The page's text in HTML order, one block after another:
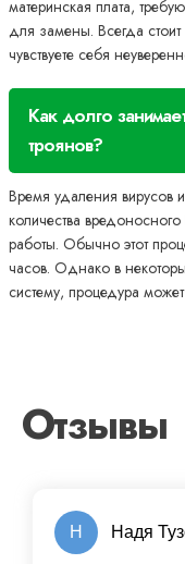
материнская плата,
для замены. Всегда стоит
чувствуете себя
Как долго
троянов?
Время удаления вирусов
количества
работы. Обычно этот
часов. Однако в
систему, процедура
Отзывы
Н Надя